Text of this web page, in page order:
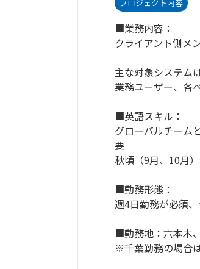
プロジェクト内容
■業務内容：
クライアント側メ
主な対象システム
業務ユーザー、各
■英語スキル：
グローバルチーム
要
秋頃（9月、10月
■勤務形態：
週4日勤務が必須
■勤務地：六本木
※千葉勤務の場合